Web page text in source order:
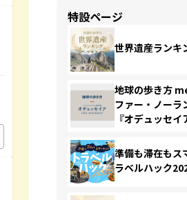
特設ページ
世界遺産ランキ
地球の歩き方
ファー・ノーラ
『オデュッセイ
準備も滞在も
ラベルハック